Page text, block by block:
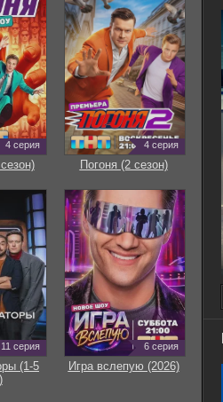
4 серия 4 серия
Погоня (2 сезон)
11 серия
(1-5
6 серия
Игра вслепую (2026)